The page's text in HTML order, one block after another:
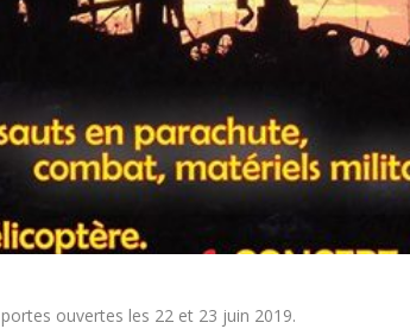
ouvertes les 22 et 23 juin 2019.